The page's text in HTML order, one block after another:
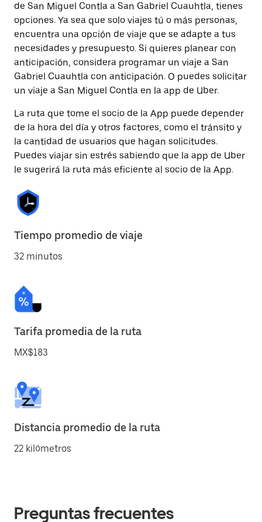
de San Miguel Contla a San Gabriel Cuauhtla, tienes
opciones. Ya sea que solo viajes tú o más personas,
encuentra una opción de viaje que se adapte a tus
necesidades y presupuesto. Si quieres planear con
anticipación, considera programar un viaje a San
Gabriel Cuauhtla con anticipación. O puedes solicitar
un viaje a San Miguel Contla en la app de Uber.
La ruta que tome el socio de la App puede depender
de la hora del día y otros factores, como el tránsito y
la cantidad de usuarios que hagan solicitudes.
Puedes viajar sin estrés sabiendo que la app de Uber
le sugerirá la ruta más eficiente al socio de la App.
Tiempo promedio de viaje
32 minutos
Tarifa promedia de la ruta
MX$183
Distancia promedio de la ruta
22 kilómetros
Preguntas frecuentes